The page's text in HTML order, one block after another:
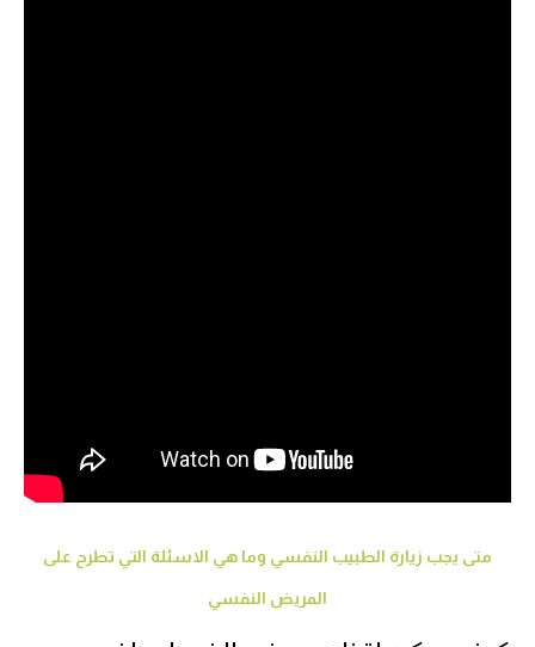
متى يجب زيارة الطبيب النفسي وما هي الاسئلة التي تطرح على
المريض النفسي